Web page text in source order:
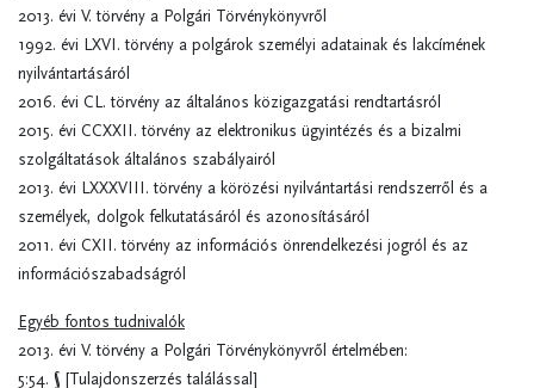
2013. évi V. törvény a Polgári Törvénykönyvről
1992. évi LXVI. törvény a polgárok személyi adatainak és lakcímének
nyilvántartásáról
2016. évi CL. törvény az általános közigazgatási rendtartásról
2015. évi CCXXII. törvény az elektronikus ügyintézés és a bizalmi
szolgáltatások általános szabályairól
2013. évi LXXXVIII. törvény a körözési nyilvántartási rendszerről és a
személyek, dolgok felkutatásáról és azonosításáról
2011. évi CXII. törvény az információs önrendelkezési jogról és az
információszabadságról
Egyéb fontos tudnivalók
2013. évi V. törvény a Polgári Törvénykönyvről értelmében:
5:54. § [Tulajdonszerzés találással]